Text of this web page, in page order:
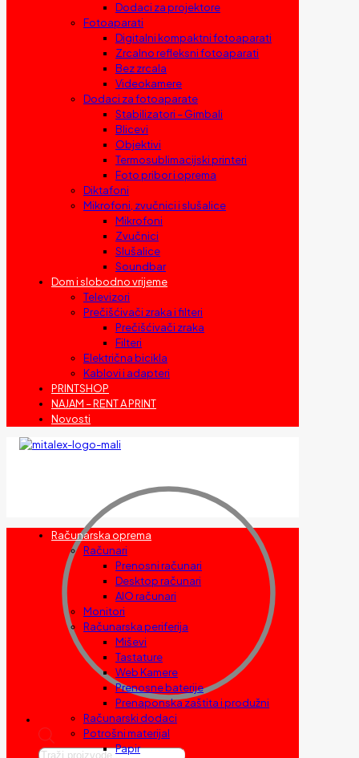
Dodaci za projektore
Fotoaparati
Digitalni kompaktni fotoaparati
Zrcalno refleksni fotoaparati
Bez zrcala
Videokamere
Dodaci za fotoaparate
Stabilizatori – Gimbali
Blicevi
Objektivi
Termosublimacijski printeri
Foto pribor i oprema
Diktafoni
Mikrofoni, zvučnici i slušalice
Mikrofoni
Zvučnici
Slušalice
Soundbar
Dom i slobodno vrijeme
Televizori
Prečišćivači zraka i filteri
Prečišćivači zraka
Filteri
Električna bicikla
Kablovi i adapteri
PRINTSHOP
NAJAM – RENT A PRINT
Novosti
Products
Računarska oprema
Računari
Prenosni računari
Desktop računari
AIO računari
Monitori
Računarska periferija
Miševi
Tastature
Web Kamere
Prenosne baterije
Prenaponska zaštita i produžni
Računarski dodaci
Potrošni materijal
Papir